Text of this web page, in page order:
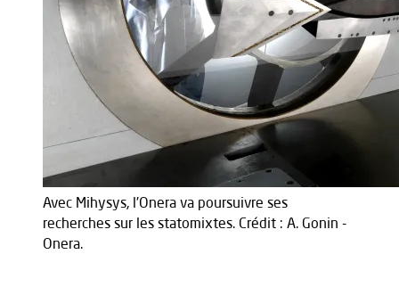
Avec Mihysys, l'Onera va poursuivre ses
recherches sur les statomixtes. Crédit : A. Gonin -
Onera.